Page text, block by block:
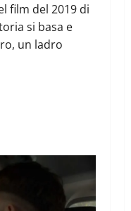
film del 2019 di
si basa e
un ladro